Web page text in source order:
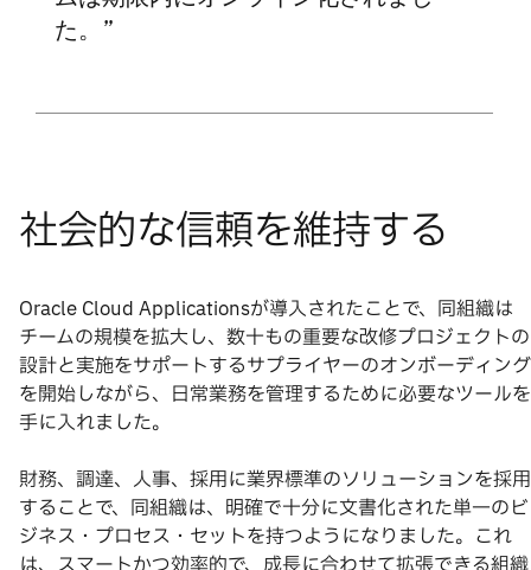
た。
Oracle Cloud Applicationsが導入されたことで、同組織は
チームの規模を拡大し、数十もの重要な改修プロジェクトの
設計と実施をサポートするサプライヤーのオンボーディング
を開始しながら、日常業務を管理するために必要なツールを
手に入れました。
財務、調達、人事、採用に業界標準のソリューションを採用
することで、同組織は、明確で十分に文書化された単一のビ
ジネス・プロセス・セットを持つようになりました。これ